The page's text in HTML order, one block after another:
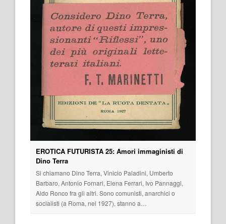
EROTICA FUTURISTA 25: Amori immaginisti di
Dino Terra
Si chiamano Dino Terra, Vinicio Paladini, Umberto
Barbaro, Antonio Fornari, Elena Ferrari, Ivo Pannaggi,
Aldo Ronco fra gli altri. Sono comunisti, anarchici o
socialisti (a Roma, nel 1927), stanno a…